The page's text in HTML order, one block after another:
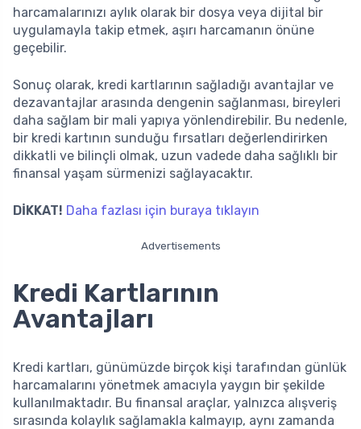
harcamalarınızı aylık olarak bir dosya veya dijital bir
uygulamayla takip etmek, aşırı harcamanın önüne
geçebilir.
Sonuç olarak, kredi kartlarının sağladığı avantajlar ve
dezavantajlar arasında dengenin sağlanması, bireyleri
daha sağlam bir mali yapıya yönlendirebilir. Bu nedenle,
bir kredi kartının sunduğu fırsatları değerlendirirken
dikkatli ve bilinçli olmak, uzun vadede daha sağlıklı bir
finansal yaşam sürmenizi sağlayacaktır.
DİKKAT! Daha fazlası için buraya tıklayın
Advertisements
Kredi Kartlarının
Avantajları
Kredi kartları, günümüzde birçok kişi tarafından günlük
harcamalarını yönetmek amacıyla yaygın bir şekilde
kullanılmaktadır. Bu finansal araçlar, yalnızca alışveriş
sırasında kolaylık sağlamakla kalmayıp, aynı zamanda